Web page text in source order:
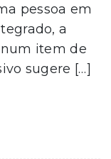
pessoa em
a
item de
sugere […]